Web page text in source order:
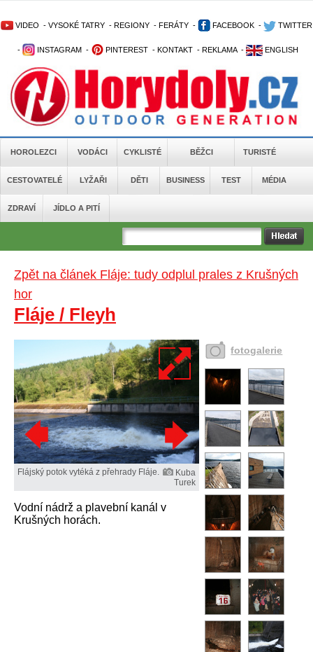
VIDEO - VYSOKÉ TATRY - REGIONY - FERÁTY - FACEBOOK - TWITTER
- INSTAGRAM - PINTEREST - KONTAKT - REKLAMA - ENGLISH
HOROLEZCI VODÁCI CYKLISTÉ BĚŽCI TURISTÉ
CESTOVATELÉ LYŽAŘI DĚTI BUSINESS TEST MÉDIA
ZDRAVÍ JÍDLO A PITÍ
Zpět na článek Fláje: tudy odplul prales z Krušných
hor
Fláje / Fleyh
Flájský potok vytéká z přehrady Fláje.
Kuba
Turek
Vodní nádrž a plavební kanál v
Krušných horách.
fotogalerie